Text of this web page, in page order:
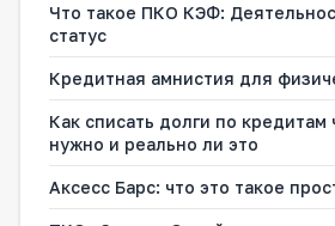
Что такое ПКО КЭФ:
статус
Кредитная амнистия для
Как списать долги по
нужно и реально ли это
Аксесс Барс: что это такое